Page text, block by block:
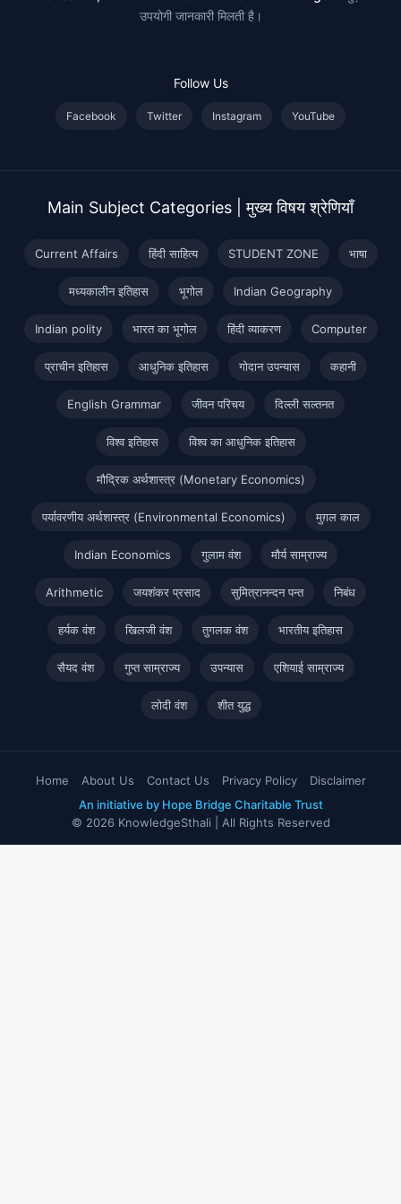
उपयोगी जानकारी मिलती है।
Follow Us
Facebook Twitter Instagram YouTube
Main Subject Categories | मुख्य विषय श्रेणियाँ
Current Affairs हिंदी साहित्य STUDENT ZONE भाषा
मध्यकालीन इतिहास भूगोल Indian Geography
Indian polity भारत का भूगोल हिंदी व्याकरण Computer
प्राचीन इतिहास आधुनिक इतिहास गोदान उपन्यास कहानी
English Grammar जीवन परिचय दिल्ली सल्तनत
विश्व इतिहास विश्व का आधुनिक इतिहास
मौद्रिक अर्थशास्त्र (Monetary Economics)
पर्यावरणीय अर्थशास्त्र (Environmental Economics) मुग़ल काल
Indian Economics गुलाम वंश मौर्य साम्राज्य
Arithmetic जयशंकर प्रसाद सुमित्रानन्दन पन्त निबंध
हर्यक वंश खिलजी वंश तुगलक वंश भारतीय इतिहास
सैयद वंश गुप्त साम्राज्य उपन्यास एशियाई साम्राज्य
लोदी वंश शीत युद्ध
Home About Us Contact Us Privacy Policy
Disclaimer
An initiative by Hope Bridge Charitable Trust
© 2026 KnowledgeSthali | All Rights Reserved